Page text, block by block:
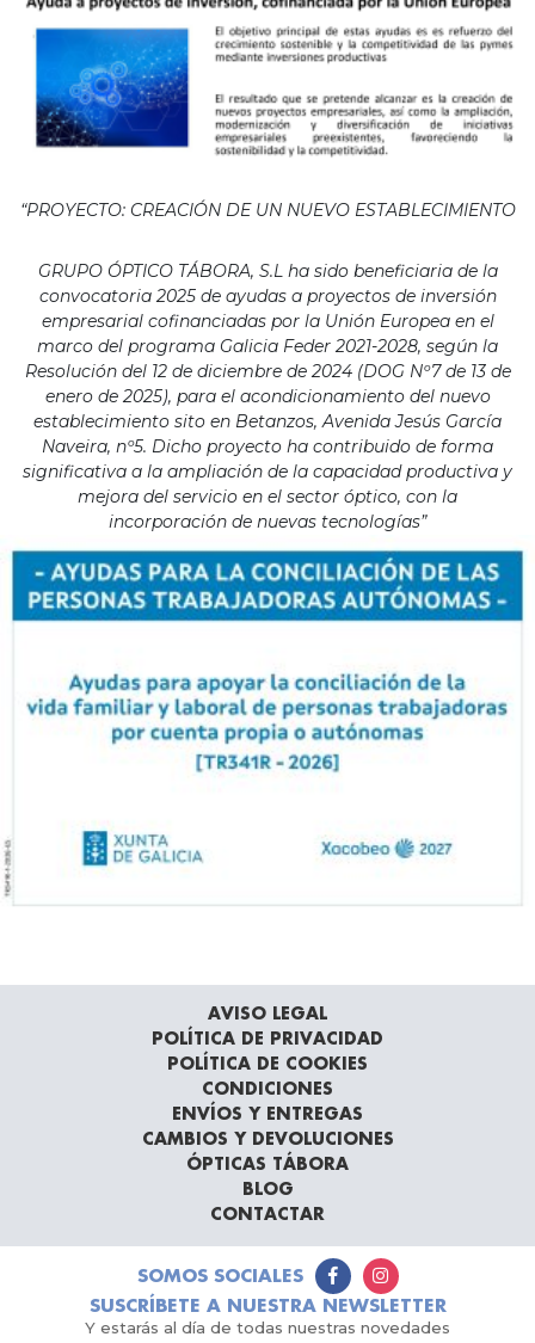
“PROYECTO: CREACIÓN DE UN NUEVO ESTABLECIMIENTO
GRUPO ÓPTICO TÁBORA, S.L ha sido beneficiaria de la
convocatoria 2025 de ayudas a proyectos de inversión
empresarial cofinanciadas por la Unión Europea en el
marco del programa Galicia Feder 2021-2028, según la
Resolución del 12 de diciembre de 2024 (DOG Nº7 de 13 de
enero de 2025), para el acondicionamiento del nuevo
establecimiento sito en Betanzos, Avenida Jesús García
Naveira, nº5. Dicho proyecto ha contribuido de forma
significativa a la ampliación de la capacidad productiva y
mejora del servicio en el sector óptico, con la
incorporación de nuevas tecnologías”
AVISO LEGAL
POLÍTICA DE PRIVACIDAD
POLÍTICA DE COOKIES
CONDICIONES
ENVÍOS Y ENTREGAS
CAMBIOS Y DEVOLUCIONES
ÓPTICAS TÁBORA
BLOG
CONTACTAR
SOMOS SOCIALES
SUSCRÍBETE A NUESTRA NEWSLETTER
Y estarás al día de todas nuestras novedades